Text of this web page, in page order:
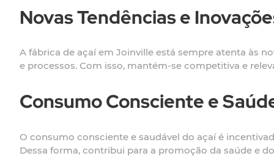
Novas Tendências e
A fábrica de açaí em Joinville está sempre atenta às
e processos. Com isso, mantém-se competitiva e
Consumo Consciente e
O consumo consciente e saudável do açaí é
Dessa forma, contribui para a promoção da saúde e